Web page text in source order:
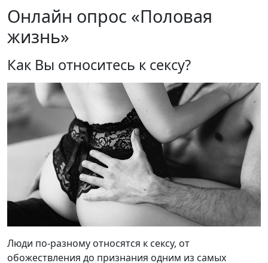
Онлайн опрос «Половая
жизнь»
Как Вы относитесь к сексу?
Люди по-разному относятся к сексу, от
обожествления до признания одним из самых